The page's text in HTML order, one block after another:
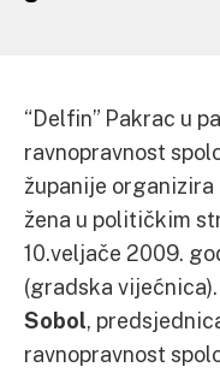
“Delfin” Pakrac u
ravnopravnost
županije
žena u političkim
10.veljače 2009.
(gradska
Sobol,
ravnopravnost